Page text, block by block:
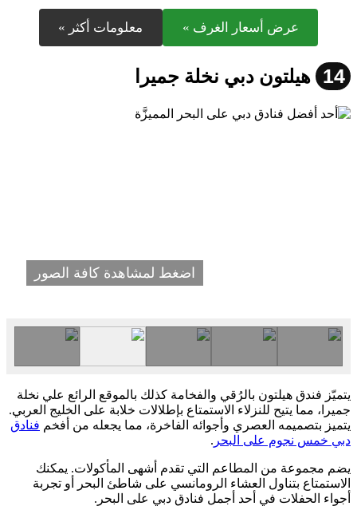
عرض أسعار الغرف » معلومات أكثر »
14 هيلتون دبي نخلة جميرا
اضغط لمشاهدة كافة الصور
يتميّز فندق هيلتون بالرُقي والفخامة كذلك بالموقع الرائع علي نخلة
جميرا، مما يتيح للنزلاء الاستمتاع بإطلالات خلابة على الخليج العربي.
يتميز بتصميمه العصري وأجوائه الفاخرة، مما يجعله من أفخم فنادق
دبي خمس نجوم على البحر .
يضم مجموعة من المطاعم التي تقدم أشهى المأكولات. يمكنك
الاستمتاع بتناول العشاء الرومانسي على شاطئ البحر أو تجربة
أجواء الحفلات في أحد أجمل فنادق دبي على البحر.